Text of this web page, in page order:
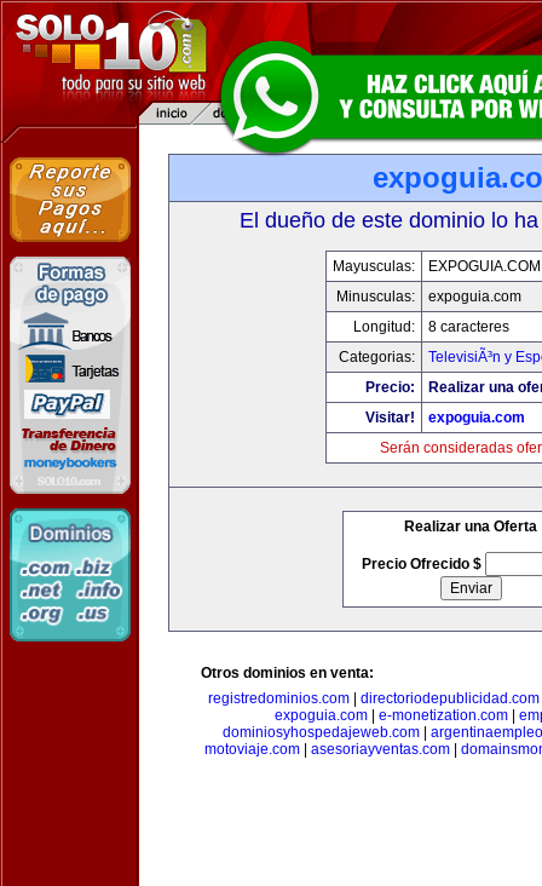
El dueño de este dominio lo
Mayusculas:
EXPOGUIA.COM
Minusculas:
expoguia.com
Longitud:
8 caracteres
Categorias:
TelevisiÃ³n y
Precio:
Realizar una
Visitar!
expoguia.com
Serán consideradas
Realizar una Oferta
Precio Ofrecido $
Otros dominios en venta:
registredominios.com| directoriodepublicidad.com
expoguia.com| e-monetization.com|
dominiosyhospedajeweb.com
motoviaje.com
asesoriayventas.com